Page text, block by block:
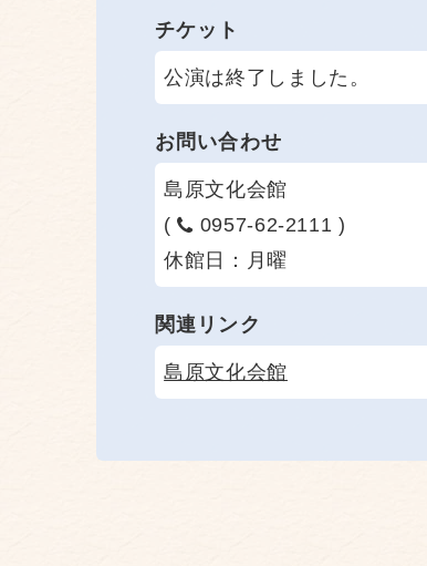
チケット
公演は終了しました。
お問い合わせ
島原文化会館
(
0957-62-2111 )
休館日：月曜
関連リンク
島原文化会館